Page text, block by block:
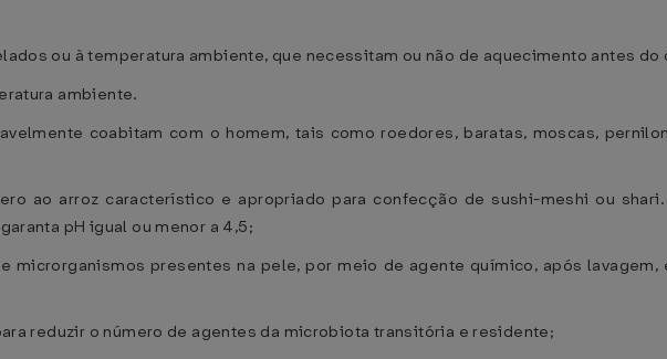
ou à temperatura ambiente, que necessitam ou não de aquecimento antes do
ambiente.
coabitam com o homem, tais como roedores, baratas, moscas,
ao arroz característico e apropriado para confecção de sushi-meshi ou
pH igual ou menor a 4,5;
presentes na pele, por meio de agente químico, após lavagem,
reduzir o número de agentes da microbiota transitória e residente;